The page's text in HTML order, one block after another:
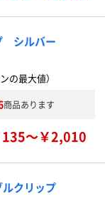
シルバー
の最大値）
商品あります
135～￥2,010
クリップ